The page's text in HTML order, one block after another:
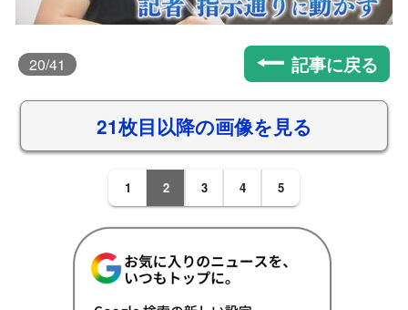
20/41 記事に戻る
21枚目以降の画像を見る
1 2 3 4 5